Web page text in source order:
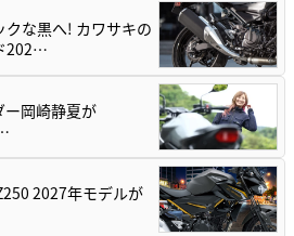
クな黒へ! カワサキの
202…
ー岡崎静夏が
2027年モデルが